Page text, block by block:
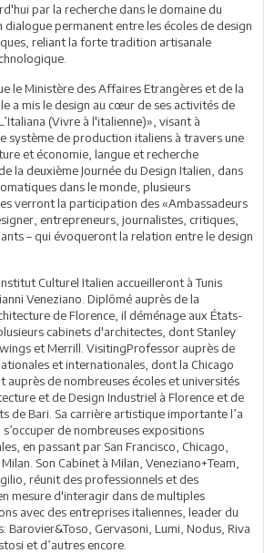
par la recherche dans le domaine du
dialogue permanent entre les écoles de design
reliant la forte tradition artisanale
le Ministère des Affaires Etrangères et de la
a mis le design au cœur de ses activités de
(Vivre à l'italienne)», visant à
système de production italiens à travers une
et économie, langue et recherche
la deuxième Journée du Design Italien, dans
dans le monde, plusieurs
verront la participation des «Ambassadeurs
entrepreneurs, journalistes, critiques,
– qui évoqueront la relation entre le design
Culturel Italien accueilleront à Tunis
Veneziano. Diplômé auprès de la
de Florence, il déménage aux États-
cabinets d'architectes, dont Stanley
et Merrill. VisitingProfessor auprès de
et internationales, dont la Chicago
auprès de nombreuses écoles et universités
et de Design Industriel à Florence et de
de Bari. Sa carrière artistique importante l’a
s’occuper de nombreuses expositions
en passant par San Francisco, Chicago,
Son Cabinet à Milan, Veneziano+Team,
réunit des professionnels et des
mesure d'interagir dans de multiples
avec des entreprises italiennes, leader du
Barovier&Toso, Gervasoni, Lumi, Nodus, Riva
et d’autres encore.